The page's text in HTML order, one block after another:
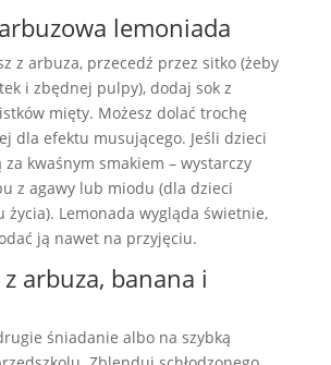
lemoniada
z arbuza, przecedź przez sitko (żeby
i zbędnej pulpy), dodaj sok z
mięty. Możesz dolać trochę
dla efektu musującego. Jeśli dzieci
kwaśnym smakiem – wystarczy
z agawy lub miodu (dla dzieci
życia). Lemonada wygląda świetnie,
ją nawet na przyjęciu.
arbuza, banana i
śniadanie albo na szybką